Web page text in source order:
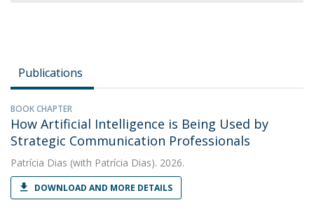
Publications
BOOK CHAPTER
How Artificial Intelligence is Being Used by
Strategic Communication Professionals
Patrícia Dias (with Patrícia Dias). 2026.
DOWNLOAD AND MORE DETAILS